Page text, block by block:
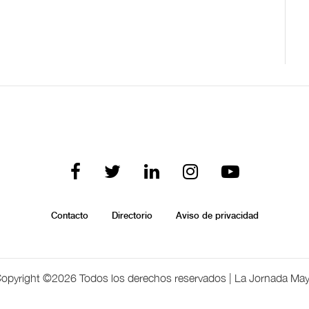
Contacto Directorio Aviso de privacidad
©2026 Todos los derechos reservados | La Jornada